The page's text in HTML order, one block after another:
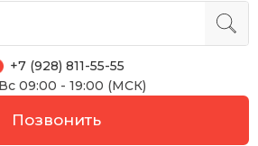
+7 (928) 811-55-55
09:00 - 19:00 (МСК)
Позвонить